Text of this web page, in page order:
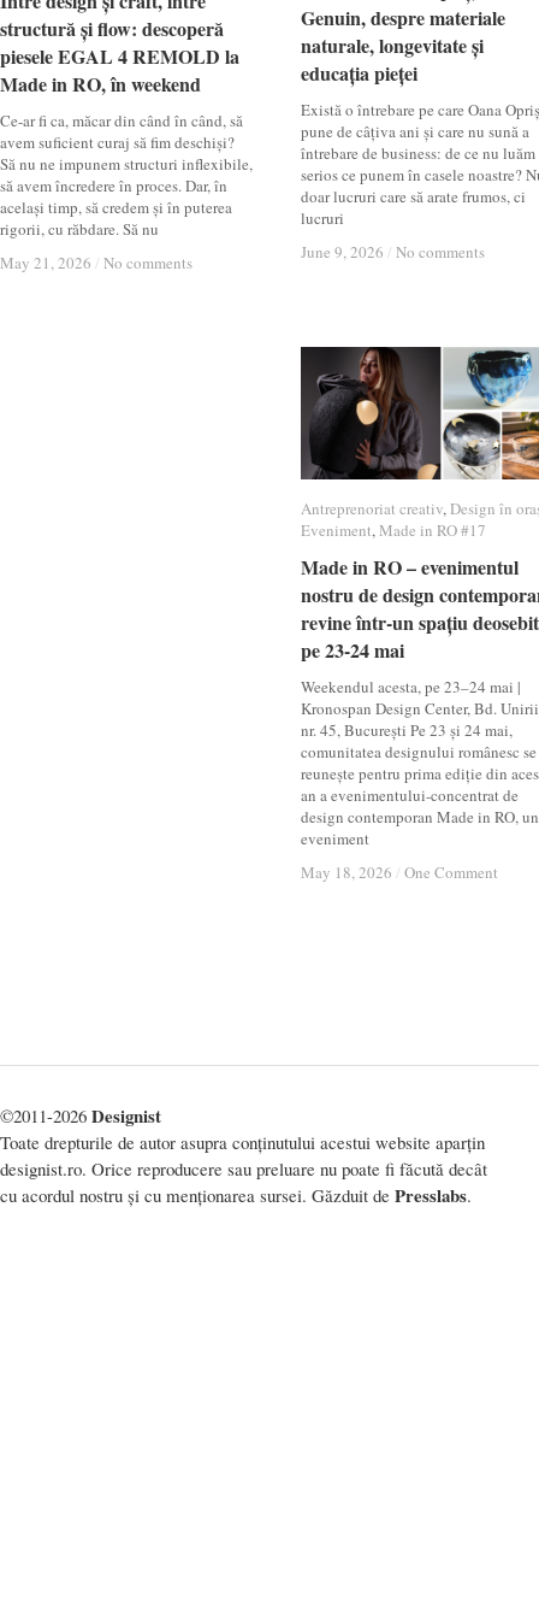
Genuin, despre materiale
naturale, longevitate și
educația pieței
Există o întrebare pe care Oana
pune de câțiva ani și care nu sună a
întrebare de business: de ce nu
serios ce punem în casele noastre?
doar lucruri care să arate frumos, ci
lucruri
June 9, 2026 / No comments
Genuin, despre materiale
naturale, longevitate și
educația pieței
June 9, 2026 / No comments
structură și flow: descoperă
piesele EGAL 4 REMOLD la
Made in RO, în weekend
Ce-ar fi ca, măcar din când în când, să
avem suficient curaj să fim deschiși?
Să nu ne impunem structuri inflexibile,
să avem încredere în proces. Dar, în
același timp, să credem și în puterea
rigorii, cu răbdare. Să nu
May 21, 2026 / No comments
structură și flow: descoperă
piesele EGAL 4 REMOLD la
Made in RO, în weekend
May 21, 2026 / No comments
Antreprenoriat creativ,Design în
Eveniment,Made in RO #17
Made in RO – evenimentul
nostru de design
revine într-un spațiu
pe 23-24 mai
Weekendul acesta, pe 23–24 mai |
Kronospan Design Center, Bd. Unirii
nr. 45, București Pe 23 și 24 mai,
comunitatea designului românesc se
reunește pentru prima ediție din
an a evenimentului-concentrat de
design contemporan Made in RO, un
eveniment
May 18, 2026 / One Comment
Antreprenoriat creativ Design în
Eveniment Made in RO #17
Made in RO – evenimentul
nostru de design
revine într-un spațiu
pe 23-24 mai
May 18, 2026 / One Comment
©2011-2026 Designist
Toate drepturile de autor asupra conținutului acestui website aparțin
designist.ro. Orice reproducere sau preluare nu poate fi făcută decât
cu acordul nostru și cu menționarea sursei. Găzduit de Presslabs.